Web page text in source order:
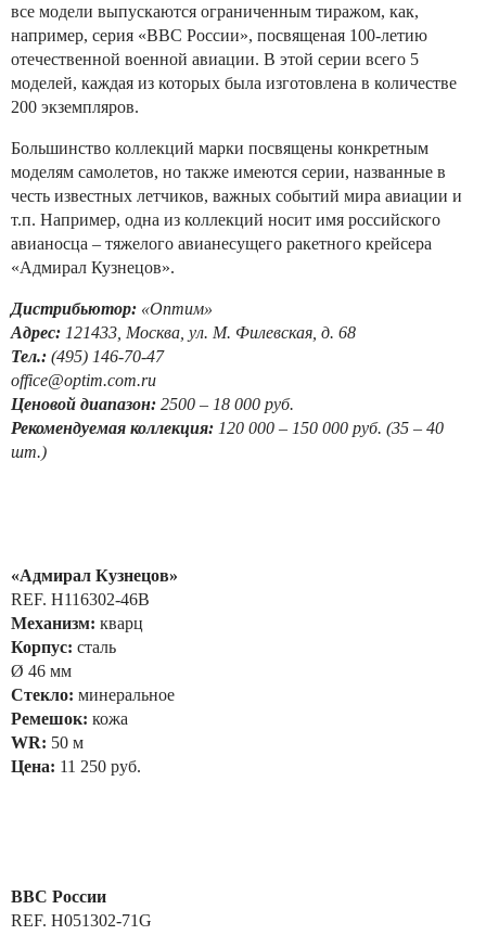
все модели выпускаются ограниченным тиражом, как,
например, серия «ВВС России», посвященая 100-летию
отечественной военной авиации. В этой серии всего 5
моделей, каждая из которых была изготовлена в количестве
200 экземпляров.
Большинство коллекций марки посвящены конкретным
моделям самолетов, но также имеются серии, названные в
честь известных летчиков, важных событий мира авиации и
т.п. Например, одна из коллекций носит имя российского
авианосца – тяжелого авианесущего ракетного крейсера
«Адмирал Кузнецов».
Дистрибьютор: «Оптим»
Адрес: 121433, Москва, ул. М. Филевская, д. 68
Тел.: (495) 146-70-47
office@optim.com.ru
Ценовой диапазон: 2500 – 18 000 руб.
Рекомендуемая коллекция: 120 000 – 150 000 руб. (35 – 40
шт.)
«Адмирал Кузнецов»
REF. H116302-46B
Механизм: кварц
Корпус: сталь
Ø 46 мм
Стекло: минеральное
Ремешок: кожа
WR: 50 м
Цена: 11 250 руб.
ВВС России
REF. H051302-71G